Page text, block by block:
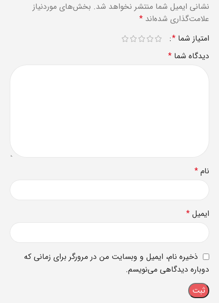
نشانی ایمیل شما منتشر نخواهد شد. بخش‌های موردنیاز
علامت‌گذاری شده‌اند *
امتیاز شما *
دیدگاه شما *
نام *
ایمیل *
ذخیره نام، ایمیل و وبسایت من در مرورگر برای زمانی که
دوباره دیدگاهی می‌نویسم.